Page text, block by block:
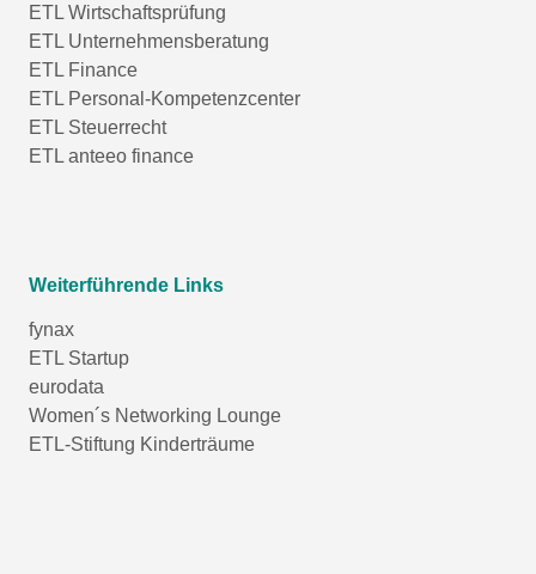
ETL Wirtschaftsprüfung
ETL Unternehmensberatung
ETL Finance
ETL Personal-Kompetenzcenter
ETL Steuerrecht
ETL anteeo finance
Weiterführende Links
fynax
ETL Startup
eurodata
Women´s Networking Lounge
ETL-Stiftung Kinderträume